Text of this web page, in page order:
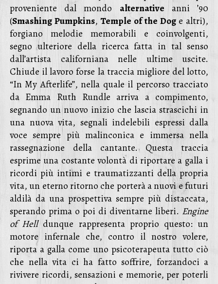
proveniente dal mondo alternative anni ’90
(Smashing Pumpkins, Temple of the Doge altri),
forgiano melodie memorabili e coinvolgenti,
segno ulteriore della ricerca fatta in tal senso
dall’artista californiana nelle ultime uscite.
Chiude il lavoro forse la traccia migliore del lotto,
“In My Afterlife”, nella quale il percorso tracciato
da Emma Ruth Rundle arriva a compimento,
segnando un nuovo inizio che lascia strascichi in
una nuova vita, segnali indelebili espressi dalla
voce sempre più malinconica e immersa nella
rassegnazione della cantante. Questa traccia
esprime una costante volontà di riportare a galla i
ricordi più intimi e traumatizzanti della propria
vita, un eterno ritorno che porterà a nuovi e futuri
aldilà da una prospettiva sempre più distaccata,
sperando prima o poi di diventarne liberi. Engine
of Helldunque rappresenta proprio questo: un
motore infernale che, contro il nostro volere,
riporta a galla come uno psicoterapeuta tutto ciò
che nella vita ci ha fatto soffrire, forzandoci a
rivivere ricordi, sensazioni e memorie, per poterli